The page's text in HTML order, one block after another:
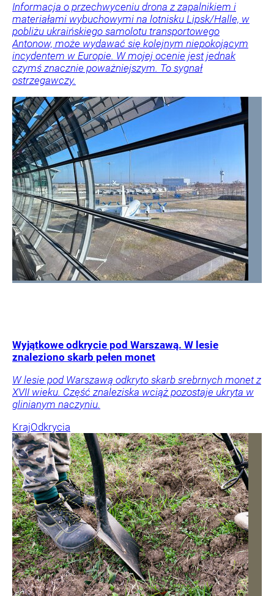
Informacja o przechwyceniu drona z zapalnikiem i
materiałami wybuchowymi na lotnisku Lipsk/Halle, w
pobliżu ukraińskiego samolotu transportowego
Antonow, może wydawać się kolejnym niepokojącym
incydentem w Europie. W mojej ocenie jest jednak
czymś znacznie poważniejszym. To sygnał
ostrzegawczy.
Wyjątkowe odkrycie pod Warszawą. W lesie
znaleziono skarb pełen monet
W lesie pod Warszawą odkryto skarb srebrnych monet z
XVII wieku. Część znaleziska wciąż pozostaje ukryta w
glinianym naczyniu.
KrajOdkrycia